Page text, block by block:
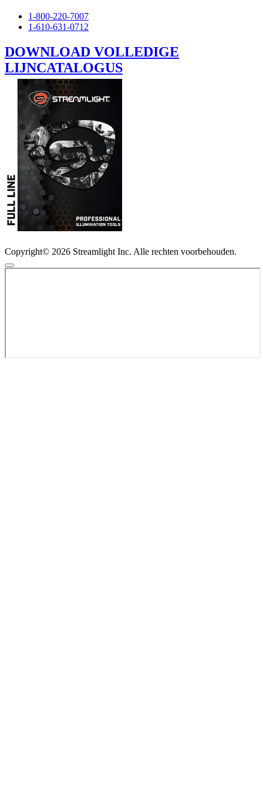
1-800-220-7007
1-610-631-0712
DOWNLOAD VOLLEDIGE
LIJNCATALOGUS
Copyright© 2026 Streamlight Inc. Alle rechten voorbehouden.